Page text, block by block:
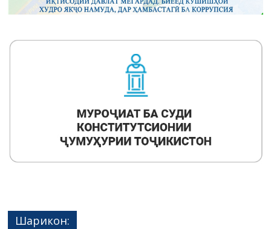
Шарикон: